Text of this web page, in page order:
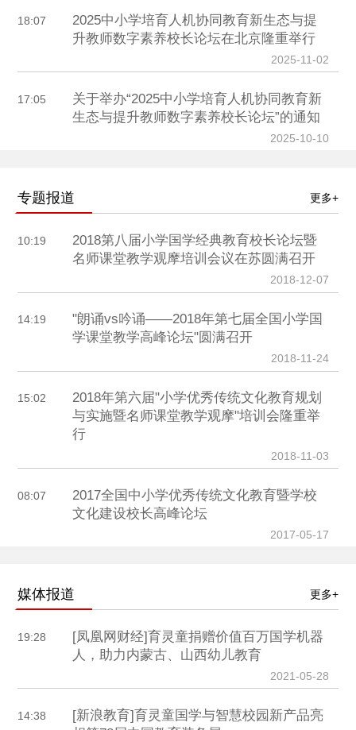
18:07
2025中小学培育人机协同教育新生态与提
升教师数字素养校长论坛在北京隆重举行
2025-11-02
17:05
关于举办“2025中小学培育人机协同教育新
生态与提升教师数字素养校长论坛”的通知
2025-10-10
专题报道 更多+
10:19
2018第八届小学国学经典教育校长论坛暨
名师课堂教学观摩培训会议在苏圆满召开
2018-12-07
14:19
"朗诵vs吟诵——2018年第七届全国小学国
学课堂教学高峰论坛"圆满召开
2018-11-24
15:02
2018年第六届"小学优秀传统文化教育规划
与实施暨名师课堂教学观摩"培训会隆重举
行
2018-11-03
08:07
2017全国中小学优秀传统文化教育暨学校
文化建设校长高峰论坛
2017-05-17
媒体报道 更多+
19:28
[凤凰网财经]育灵童捐赠价值百万国学机器
人，助力内蒙古、山西幼儿教育
2021-05-28
14:38
[新浪教育]育灵童国学与智慧校园新产品亮